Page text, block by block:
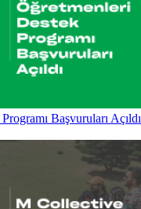
Başvuruları Açıldı